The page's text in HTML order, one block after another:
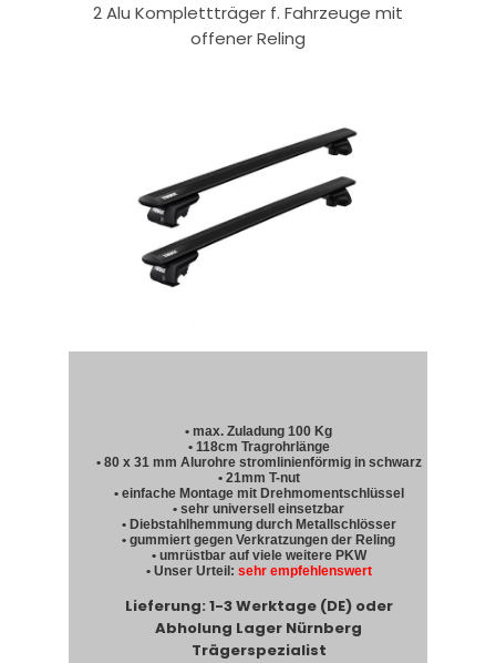
2 Alu Komplettträger f. Fahrzeuge mit
offener Reling
• max. Zuladung 100 Kg
• 118cm Tragrohrlänge
• 80 x 31 mm Alurohre stromlinienförmig in schwarz
• 21mm T-nut
• einfache Montage mit Drehmomentschlüssel
• sehr universell einsetzbar
• Diebstahlhemmung durch Metallschlösser
• gummiert gegen Verkratzungen der Reling
• umrüstbar auf viele weitere PKW
• Unser Urteil: sehr empfehlenswert
Lieferung: 1-3 Werktage (DE) oder
Abholung Lager Nürnberg
Trägerspezialist